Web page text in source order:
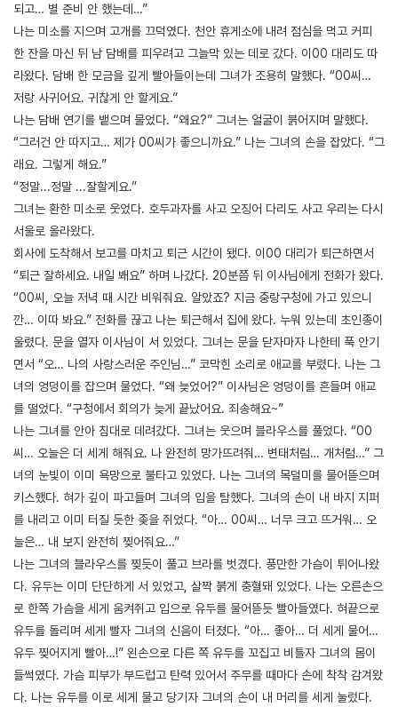
되고… 별 준비 안 했는데…”
나는 미소를 지으며 고개를 끄덕였다. 천안 휴게소에 내려 점심을 먹고 커피
한 잔을 마신 뒤 남 담배를 피우려고 그늘막 있는 데로 갔다. 이00 대리도 따
라왔다. 담배 한 모금을 깊게 빨아들이는데 그녀가 조용히 말했다. “00씨…
저랑 사귀어요. 귀찮게 안 할게요.”
나는 담배 연기를 뱉으며 물었다. “왜요?” 그녀는 얼굴이 붉어지며 말했다.
“그러건 안 따지고… 제가 00씨가 좋으니까요.” 나는 그녀의 손을 잡았다. “그
래요. 그렇게 해요.”
“정말...정말 ...잘할게요.”
그녀는 환한 미소로 웃었다. 호두과자를 사고 오징어 다리도 사고 우리는 다시
서울로 올라왔다.
회사에 도착해서 보고를 마치고 퇴근 시간이 됐다. 이00 대리가 퇴근하면서
“퇴근 잘하세요. 내일 봬요” 하며 나갔다. 20분쯤 뒤 이사님에게 전화가 왔다.
“00씨, 오늘 저녁 때 시간 비워줘요. 알았죠? 지금 중랑구청에 가고 있으니
깐… 이따 봐요.” 전화를 끊고 나는 퇴근해서 집에 왔다. 누워 있는데 초인종이
울렸다. 문을 열자 이사님이 서 있었다. 그녀는 문을 닫자마자 나한테 푹 안기
면서 “오… 나의 사랑스러운 주인님…” 코막힌 소리로 애교를 부렸다. 나는 그
녀의 엉덩이를 잡으며 물었다. “왜 늦었어?” 이사님은 엉덩이를 흔들며 애교
를 떨었다. “구청에서 회의가 늦게 끝났어요. 죄송해요~”
나는 그녀를 안아 침대로 데려갔다. 그녀는 웃으며 블라우스를 풀었다. “00
씨… 오늘은 더 세게 해줘요. 나 완전히 망가뜨려줘… 변태처럼… 개처럼…” 그
녀의 눈빛이 이미 욕망으로 불타고 있었다. 나는 그녀의 목덜미를 물어뜯으며
키스했다. 혀가 깊이 파고들며 그녀의 입을 탐했다. 그녀의 손이 내 바지 지퍼
를 내리고 이미 터질 듯한 좆을 쥐었다. “아… 00씨… 너무 크고 뜨거워… 오
늘은… 내 보지 완전히 찢어줘요…”
나는 그녀의 블라우스를 찢듯이 풀고 브라를 벗겼다. 풍만한 가슴이 튀어나왔
다. 유두는 이미 단단하게 서 있었고, 살짝 붉게 충혈돼 있었다. 나는 오른손으
로 한쪽 가슴을 세게 움켜쥐고 입으로 유두를 물어뜯듯 빨아들였다. 혀끝으로
유두를 돌리며 세게 빨자 그녀의 신음이 터졌다. “아… 좋아… 더 세게 물어…
유두 찢어지게 빨아…!” 왼손으로 다른 쪽 유두를 꼬집고 비틀자 그녀의 몸이
들썩였다. 가슴 피부가 부드럽고 탄력 있어서 주무를 때마다 손에 착착 감겨왔
다. 나는 유두를 이로 세게 물고 당기자 그녀의 손이 내 머리를 세게 눌렀다.